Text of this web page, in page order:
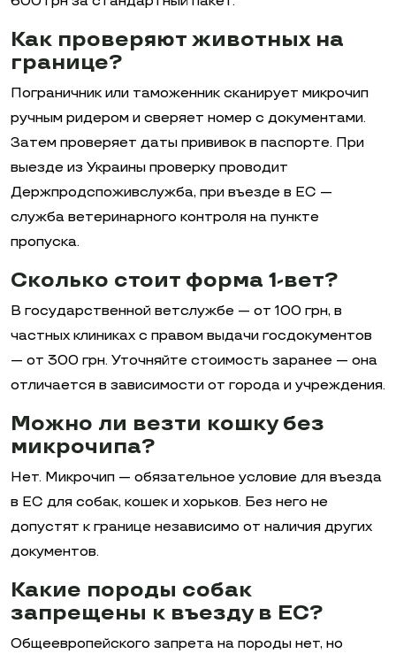
Как проверяют животных на
границе?
Пограничник или таможенник сканирует микрочип
ручным ридером и сверяет номер с документами.
Затем проверяет даты прививок в паспорте. При
выезде из Украины проверку проводит
Держпродспоживслужба, при въезде в ЕС —
служба ветеринарного контроля на пункте
пропуска.
Сколько стоит форма 1-вет?
В государственной ветслужбе — от 100 грн, в
частных клиниках с правом выдачи госдокументов
— от 300 грн. Уточняйте стоимость заранее — она
отличается в зависимости от города и учреждения.
Можно ли везти кошку без
микрочипа?
Нет. Микрочип — обязательное условие для въезда
в ЕС для собак, кошек и хорьков. Без него не
допустят к границе независимо от наличия других
документов.
Какие породы собак
запрещены к въезду в ЕС?
Общеевропейского запрета на породы нет, но